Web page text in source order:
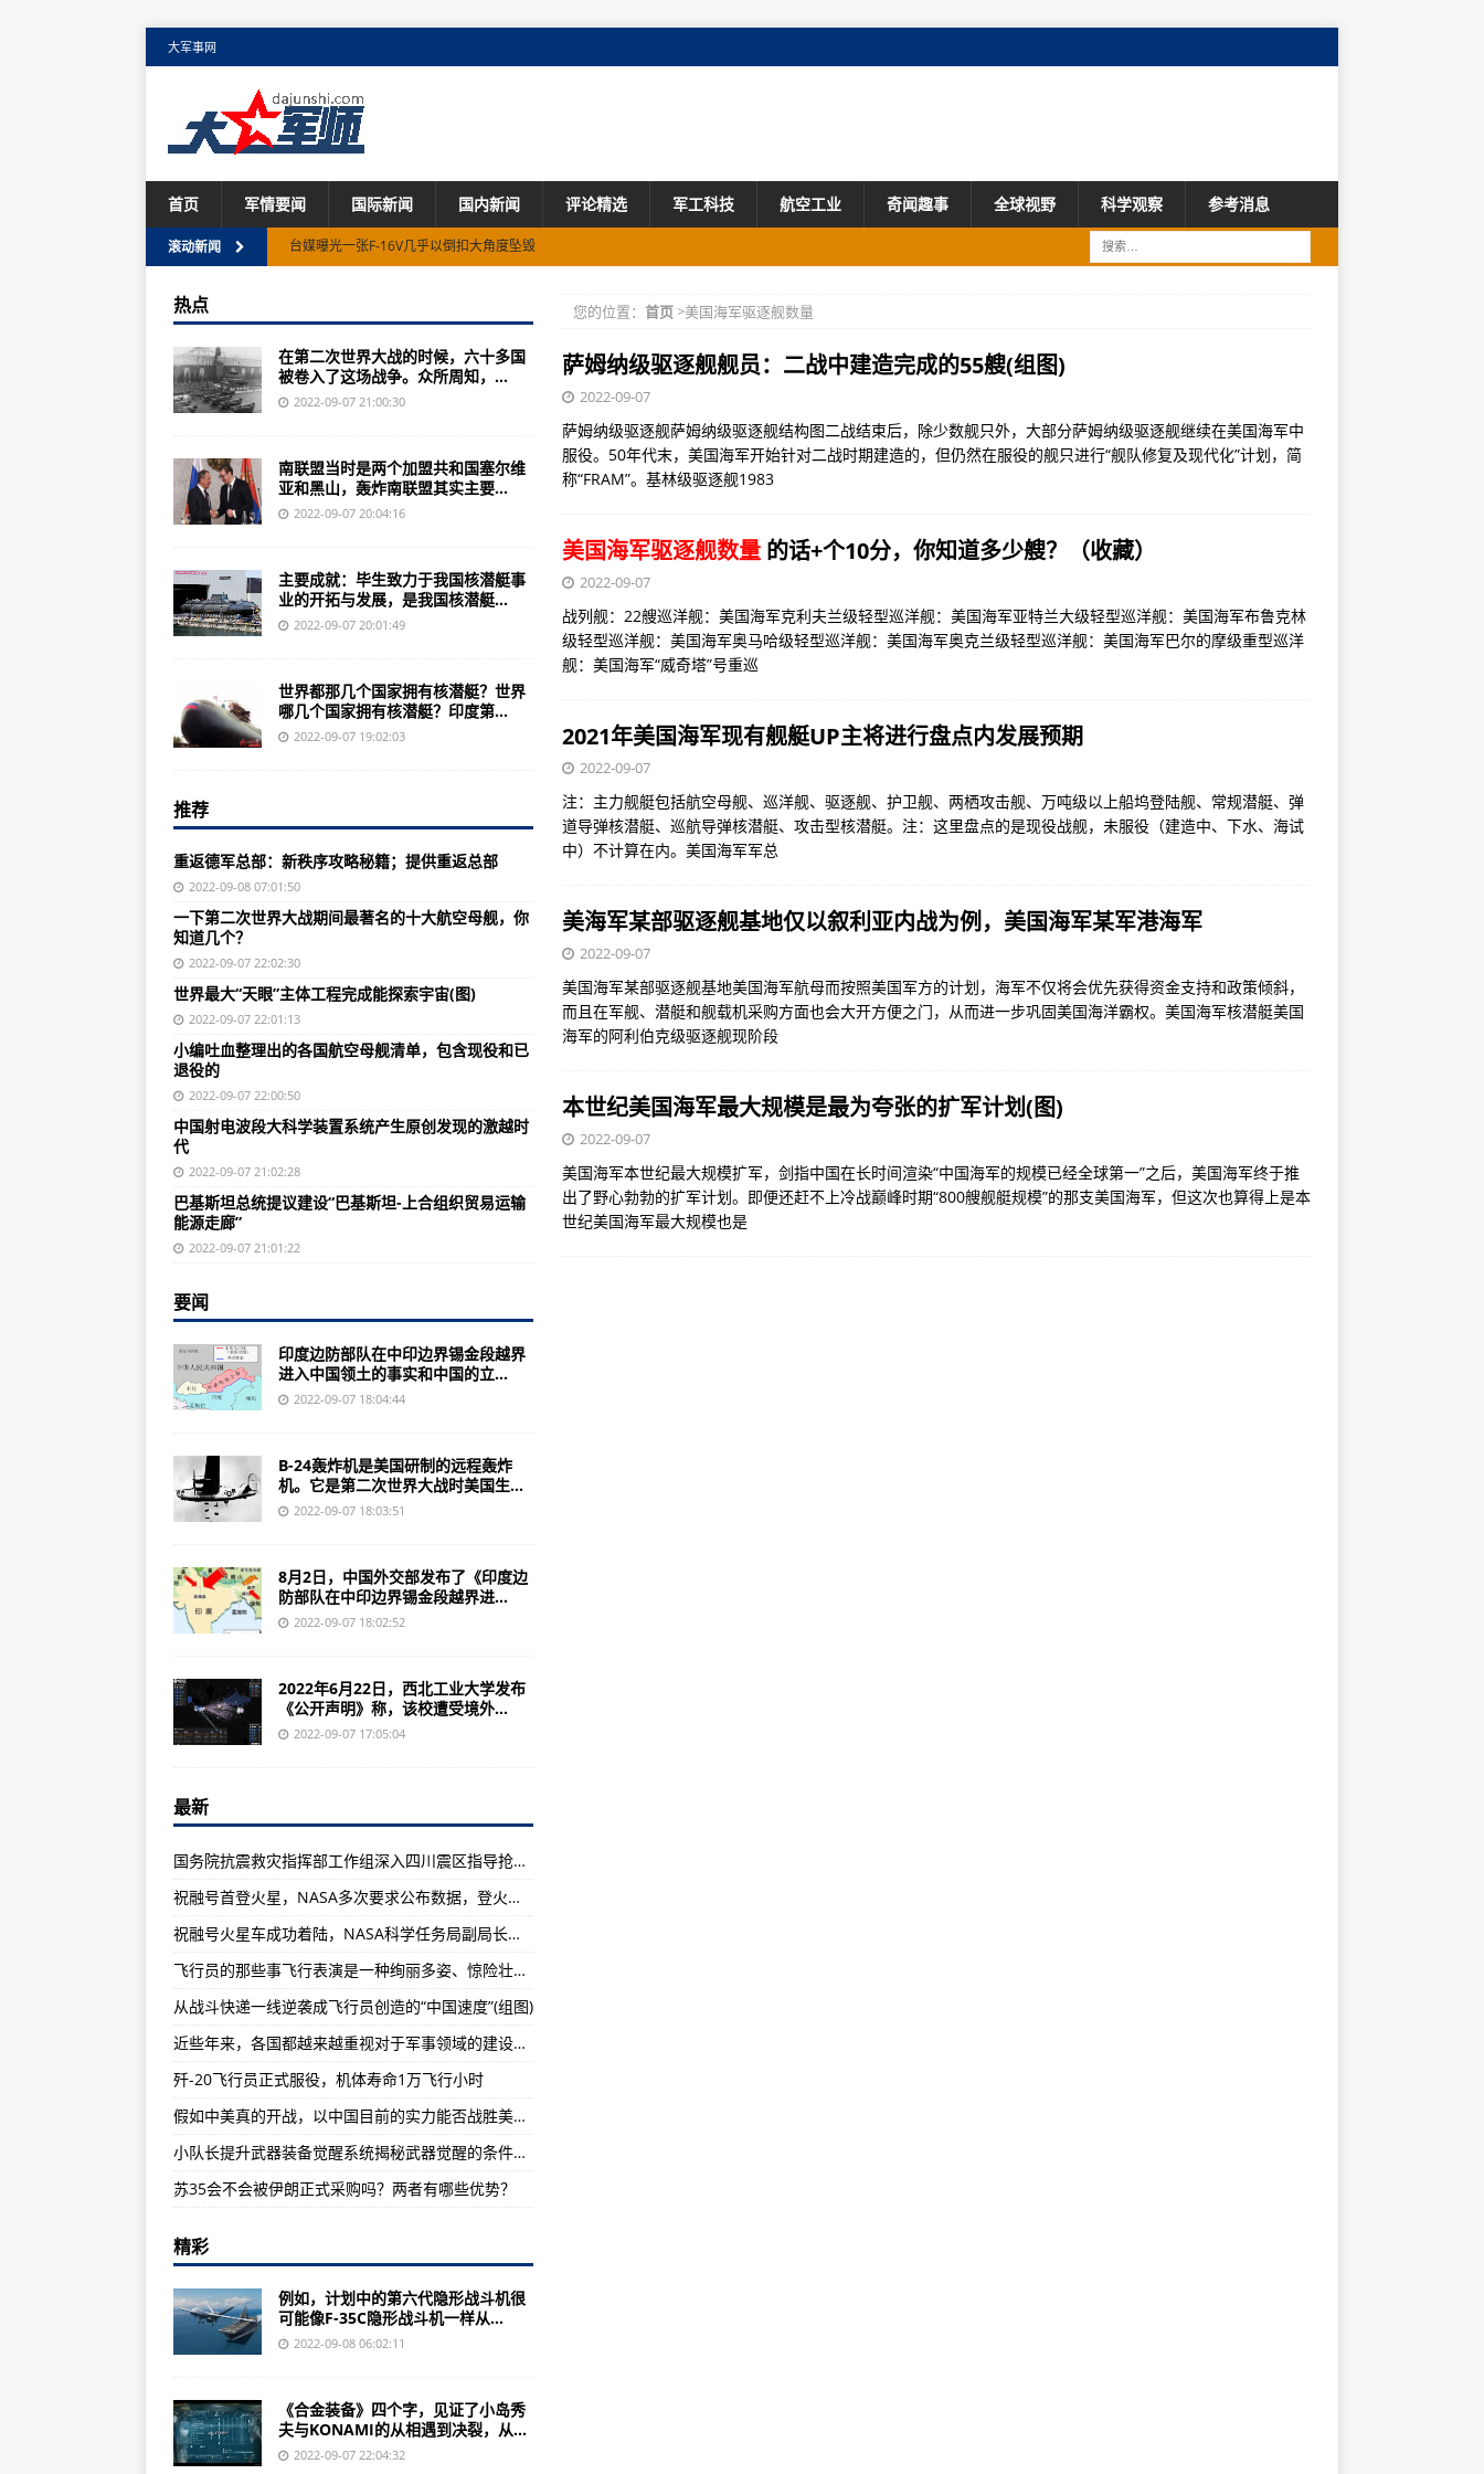
大军事网
首页 军情要闻 国际新闻 国内新闻 评论精选 军工科技 航空工业 奇闻趣事 全球视野 科学观察 参考消息
滚动新闻
台媒曝光一张F-16V几乎以倒扣大角度坠毁
北京海淀新增3例感染者轨迹
国务院抗震救灾指挥部工作组深入四川震区指导抢险救灾
新疆：目前，喀纳斯、可可托海、赛里木湖、那拉提、喀拉峻景区已开放
歼-20携第三代改进型战机从天安门广场上空呼啸而过
1959年第十一次国庆阅兵，你知道几个？（组图）
美海军作战部长2022年指导航计划特别要求未来将增添1，300架“灵活，远程和致命的飞机”
国产二代战斗机歼-8堪称有史以来争议最大歼击机惊人记录
二战狙击手招唤两人战斗咋玩？第二次世界大战狙击手如何召唤双人战斗
《合金装备：幸存》beta测试：冷战中的美苏士兵看不到了
中国空军空军已将歼-20隐形战斗机服役可超越4000公里
《合金装备5：原爆点》评测：尘之海中的平行世界
二战中打满全场劳模都有着各类无奈的原因是什么？
《梦大陆冒险》游戏制作人之一小岛秀夫的梦想
魔兽世界WLK怀旧服部落奥格瑞玛会新增2个飞艇点
美媒：F-35对欧洲下一代战斗机威胁或转向美国隐身战斗机
知乎早报：东部战区火箭军部队导弹全部精准命中目标
一下第二次世界大战期间最著名的十大航空母舰，你知道几个？
小编吐血整理出的各国航空母舰清单，包含现役和已退役的
美国核潜艇导弹性能和工艺制造方面的更好图片里有哪些
香港回归祖国阅兵，中国军人的精神为世界所熟知！
祝融号首登火星，NASA多次要求公布数据，登火对人类意味着什么？
巴基斯坦总统提议建设“巴基斯坦-上合组织贸易运输能源走廊”
美国战略核潜艇部队主要建设与发展方向(图)
塞尔维亚23年的骨气未曾改变，这在当今世界已经非常难能可贵！
萨姆纳级驱逐舰舰员：二战中建造完成的55艘(组图)
中国最先进的主战坦克被称为中国陆战王牌的第三代主战
黄旭华“天字第一号”黄旭华事业的开拓与发展(图)
就是我国500米口径球面射电望远镜——“中国天眼”
上海合作组织成员国会扩大上合组织的影响力考验上合智慧
中国海军盾舰海军服役的中华神盾舰已经初具规模，此前
小岛秀夫推出全新《合金装备：求生》窃取IP后的最后挣扎
重返德军总部：新秩序攻略秘籍；提供重返总部
优选453式步骑枪优选1步枪优选2武器装备的现代化
您的位置： 首页>美国海军驱逐舰数量
萨姆纳级驱逐舰舰员：二战中建造完成的55艘(组图)
2022-09-07
萨姆纳级驱逐舰萨姆纳级驱逐舰结构图二战结束后，除少数舰只外，大部分萨姆纳级驱逐舰继续在美国海军中
服役。50年代末，美国海军开始针对二战时期建造的，但仍然在服役的舰只进行“舰队修复及现代化”计划，简
称“FRAM”。基林级驱逐舰1983
美国海军驱逐舰数量的话+个10分，你知道多少艘？（收藏）
2022-09-07
战列舰：22艘巡洋舰：美国海军克利夫兰级轻型巡洋舰：美国海军亚特兰大级轻型巡洋舰：美国海军布鲁克林
级轻型巡洋舰：美国海军奥马哈级轻型巡洋舰：美国海军奥克兰级轻型巡洋舰：美国海军巴尔的摩级重型巡洋
舰：美国海军“威奇塔”号重巡
2021年美国海军现有舰艇UP主将进行盘点内发展预期
2022-09-07
注：主力舰艇包括航空母舰、巡洋舰、驱逐舰、护卫舰、两栖攻击舰、万吨级以上船坞登陆舰、常规潜艇、弹
道导弹核潜艇、巡航导弹核潜艇、攻击型核潜艇。注：这里盘点的是现役战舰，未服役（建造中、下水、海试
中）不计算在内。美国海军军总
美海军某部驱逐舰基地仅以叙利亚内战为例，美国海军某军港海军
2022-09-07
美国海军某部驱逐舰基地美国海军航母而按照美国军方的计划，海军不仅将会优先获得资金支持和政策倾斜，
而且在军舰、潜艇和舰载机采购方面也会大开方便之门，从而进一步巩固美国海洋霸权。美国海军核潜艇美国
海军的阿利伯克级驱逐舰现阶段
本世纪美国海军最大规模是最为夸张的扩军计划(图)
2022-09-07
美国海军本世纪最大规模扩军，剑指中国在长时间渲染“中国海军的规模已经全球第一”之后，美国海军终于推
出了野心勃勃的扩军计划。即便还赶不上冷战巅峰时期“800艘舰艇规模”的那支美国海军，但这次也算得上是本
世纪美国海军最大规模也是
热点
在第二次世界大战的时候，六十多国
被卷入了这场战争。众所周知，...
2022-09-07 21:00:30
南联盟当时是两个加盟共和国塞尔维
亚和黑山，轰炸南联盟其实主要...
2022-09-07 20:04:16
主要成就：毕生致力于我国核潜艇事
业的开拓与发展，是我国核潜艇...
2022-09-07 20:01:49
世界都那几个国家拥有核潜艇？世界
哪几个国家拥有核潜艇？印度第...
2022-09-07 19:02:03
推荐
重返德军总部：新秩序攻略秘籍；提供重返总部
2022-09-08 07:01:50
一下第二次世界大战期间最著名的十大航空母舰，你
知道几个？
2022-09-07 22:02:30
世界最大“天眼”主体工程完成能探索宇宙(图)
2022-09-07 22:01:13
小编吐血整理出的各国航空母舰清单，包含现役和已
退役的
2022-09-07 22:00:50
中国射电波段大科学装置系统产生原创发现的激越时
代
2022-09-07 21:02:28
巴基斯坦总统提议建设“巴基斯坦-上合组织贸易运输
能源走廊”
2022-09-07 21:01:22
要闻
印度边防部队在中印边界锡金段越界
进入中国领土的事实和中国的立...
2022-09-07 18:04:44
B-24轰炸机是美国研制的远程轰炸
机。它是第二次世界大战时美国生...
2022-09-07 18:03:51
8月2日，中国外交部发布了《印度边
防部队在中印边界锡金段越界进...
2022-09-07 18:02:52
2022年6月22日，西北工业大学发布
《公开声明》称，该校遭受境外...
2022-09-07 17:05:04
最新
国务院抗震救灾指挥部工作组深入四川震区指导抢险救灾
祝融号首登火星，NASA多次要求公布数据，登火对人类意味着什么？
祝融号火星车成功着陆，NASA科学任务局副局长托马斯·祖布第一
飞行员的那些事飞行表演是一种绚丽多姿、惊险壮美的特技飞行
从战斗快递一线逆袭成飞行员创造的“中国速度”(组图)
近些年来，各国都越来越重视对于军事领域的建设，重视
歼-20飞行员正式服役，机体寿命1万飞行小时
假如中美真的开战，以中国目前的实力能否战胜美国？
小队长提升武器装备觉醒系统揭秘武器觉醒的条件及条件解析
苏35会不会被伊朗正式采购吗？两者有哪些优势？
精彩
例如，计划中的第六代隐形战斗机很
可能像F-35C隐形战斗机一样从...
2022-09-08 06:02:11
《合金装备》四个字，见证了小岛秀
夫与KONAMI的从相遇到决裂，从...
2022-09-07 22:04:32